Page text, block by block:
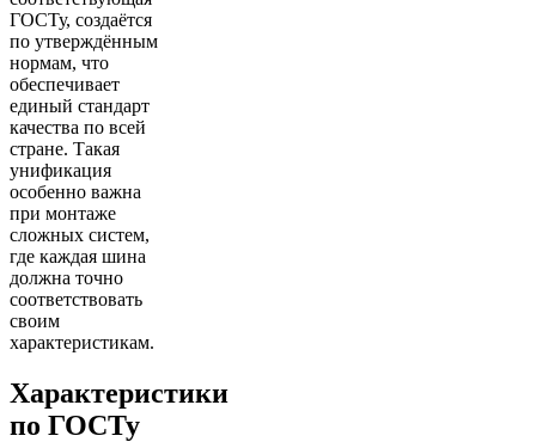
ГОСТу, создаётся
по утверждённым
нормам, что
обеспечивает
единый стандарт
качества по всей
стране. Такая
унификация
особенно важна
при монтаже
сложных систем,
где каждая шина
должна точно
соответствовать
своим
характеристикам.
Характеристики
по ГОСТу